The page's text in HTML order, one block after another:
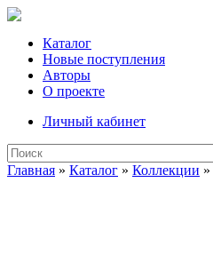
Каталог
Новые поступления
Авторы
О проекте
Личный кабинет
Главная » Каталог » Коллекции »